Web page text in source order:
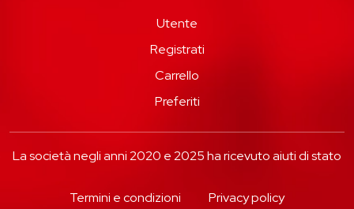
Utente
Registrati
Carrello
Preferiti
La società negli anni 2020 e 2025 ha ricevuto aiuti di stato
Termini e condizioni Privacy policy